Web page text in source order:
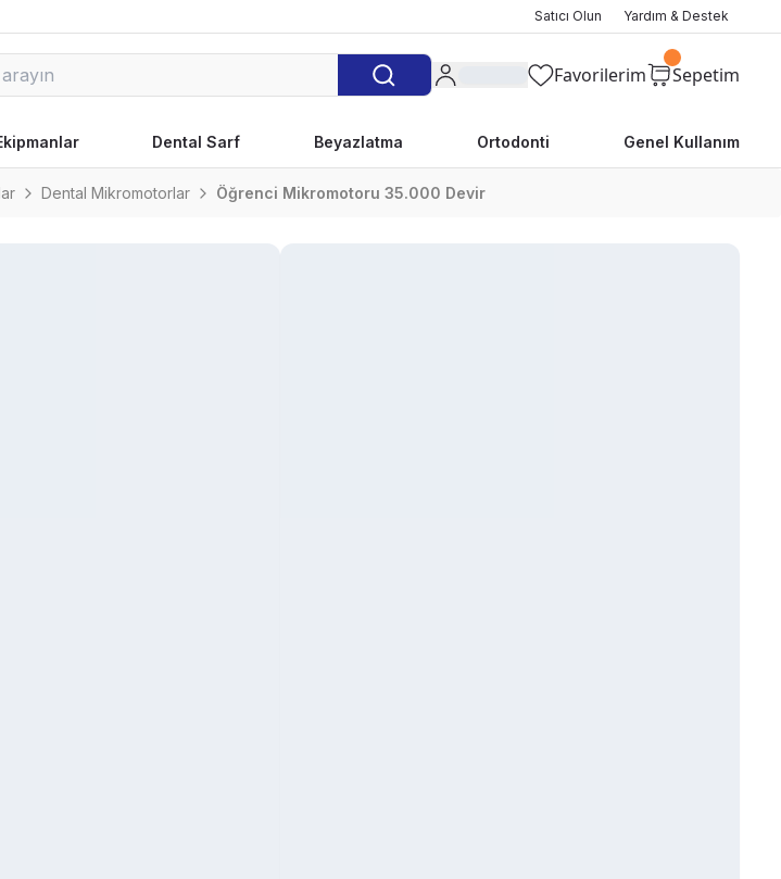
Satıcı Olun Yardım & Destek
Favorilerim Sepetim
Dental Sarf Beyazlatma Ortodonti Genel Kullanım
Dental Mikromotorlar Öğrenci Mikromotoru 35.000 Devir